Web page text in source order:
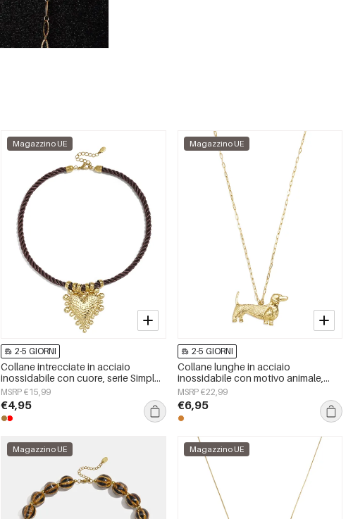
Magazzino UE
2-5 GIORNI
Collane intrecciate in acciaio
inossidabile con cuore, serie Simple
Daily Simple, gioielli da donna
MSRP €15,99
€4,95
Magazzino UE
2-5 GIORNI
Collane lunghe in acciaio
inossidabile con motivo animale,
serie semplice per tutti i giorni,
gioielli da donna
MSRP €22,99
€6,95
Magazzino UE Magazzino UE